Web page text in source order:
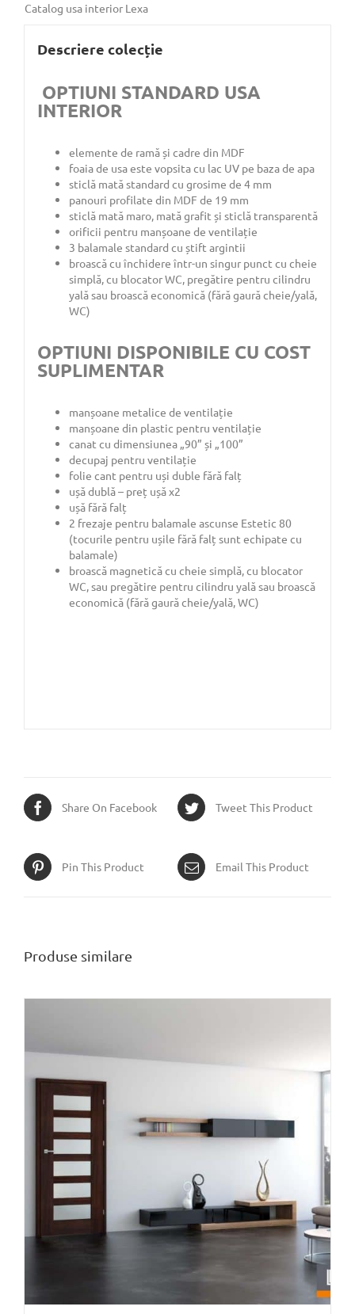
Catalog usa interior Lexa
Descriere colecție
OPTIUNI STANDARD USA
INTERIOR
elemente de ramă și cadre din MDF
foaia de usa este vopsita cu lac UV pe baza de apa
sticlă mată standard cu grosime de 4 mm
panouri profilate din MDF de 19 mm
sticlă mată maro, mată grafit și sticlă transparentă
orificii pentru manșoane de ventilație
3 balamale standard cu știft argintii
broască cu închidere într-un singur punct cu cheie
simplă, cu blocator WC, pregătire pentru cilindru
yală sau broască economică (fără gaură cheie/yală,
WC)
OPTIUNI DISPONIBILE CU COST
SUPLIMENTAR
manșoane metalice de ventilație
manșoane din plastic pentru ventilație
canat cu dimensiunea „90” și „100”
decupaj pentru ventilație
folie cant pentru uși duble fără falț
ușă dublă – preț ușă x2
ușă fără falț
2 frezaje pentru balamale ascunse Estetic 80
(tocurile pentru ușile fără falț sunt echipate cu
balamale)
broască magnetică cu cheie simplă, cu blocator
WC, sau pregătire pentru cilindru yală sau broască
economică (fără gaură cheie/yală, WC)
Share On Facebook Tweet This Product
Pin This Product Email This Product
Produse similare